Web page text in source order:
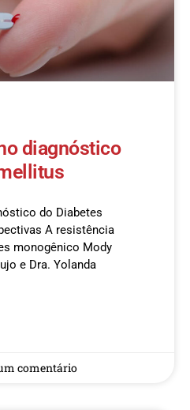
diagnóstico
do Diabetes
A resistência
monogênico Mody
e Dra. Yolanda
comentário